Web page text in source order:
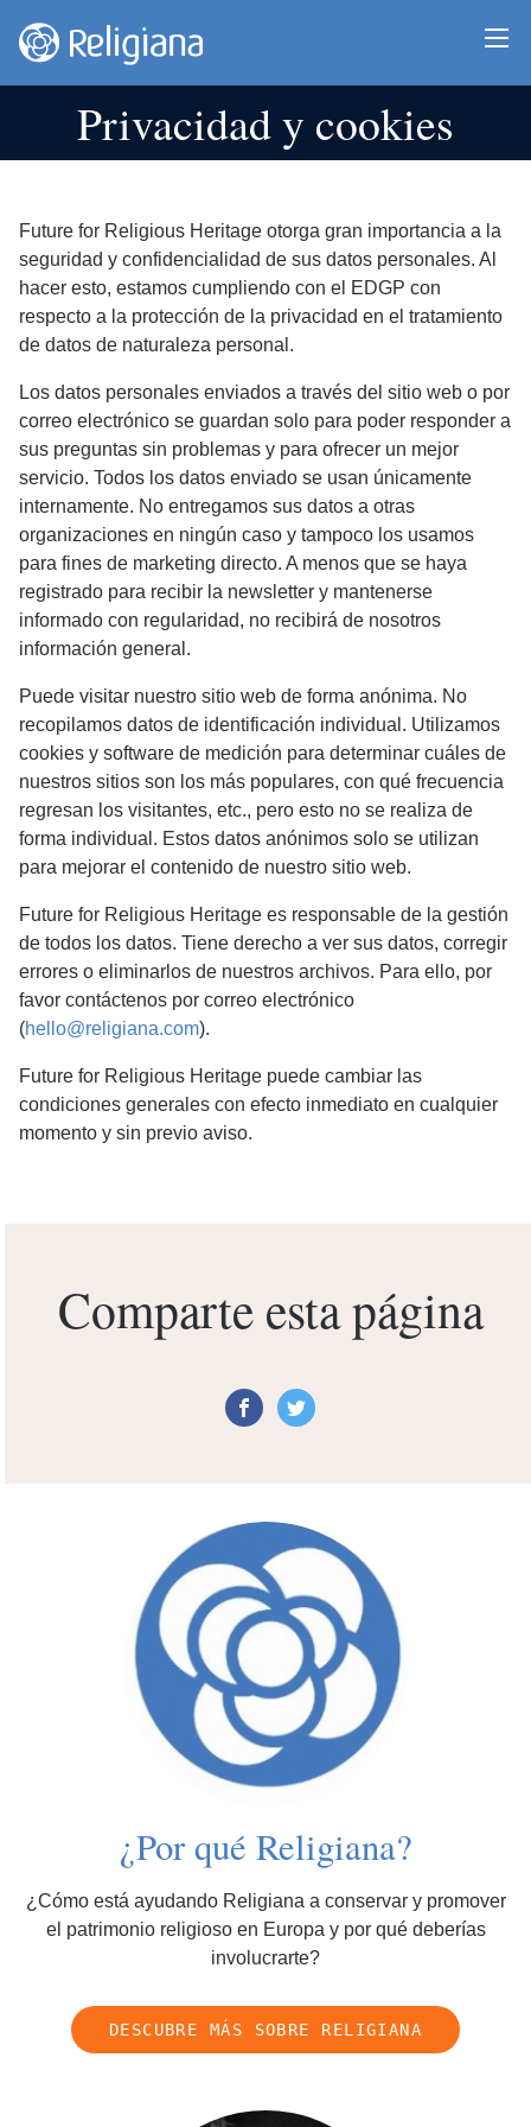
Privacidad y cookies
Future for Religious Heritage otorga gran importancia a la
seguridad y confidencialidad de sus datos personales. Al
hacer esto, estamos cumpliendo con el EDGP con
respecto a la protección de la privacidad en el tratamiento
de datos de naturaleza personal.
Los datos personales enviados a través del sitio web o por
correo electrónico se guardan solo para poder responder a
sus preguntas sin problemas y para ofrecer un mejor
servicio. Todos los datos enviado se usan únicamente
internamente. No entregamos sus datos a otras
organizaciones en ningún caso y tampoco los usamos
para fines de marketing directo. A menos que se haya
registrado para recibir la newsletter y mantenerse
informado con regularidad, no recibirá de nosotros
información general.
Puede visitar nuestro sitio web de forma anónima. No
recopilamos datos de identificación individual. Utilizamos
cookies y software de medición para determinar cuáles de
nuestros sitios son los más populares, con qué frecuencia
regresan los visitantes, etc., pero esto no se realiza de
forma individual. Estos datos anónimos solo se utilizan
para mejorar el contenido de nuestro sitio web.
Future for Religious Heritage es responsable de la gestión
de todos los datos. Tiene derecho a ver sus datos, corregir
errores o eliminarlos de nuestros archivos. Para ello, por
favor contáctenos por correo electrónico
(hello@religiana.com).
Future for Religious Heritage puede cambiar las
condiciones generales con efecto inmediato en cualquier
momento y sin previo aviso.
Comparte esta página
¿Por qué Religiana?
¿Cómo está ayudando Religiana a conservar y promover
el patrimonio religioso en Europa y por qué deberías
involucrarte?
DESCUBRE MÁS SOBRE RELIGIANA